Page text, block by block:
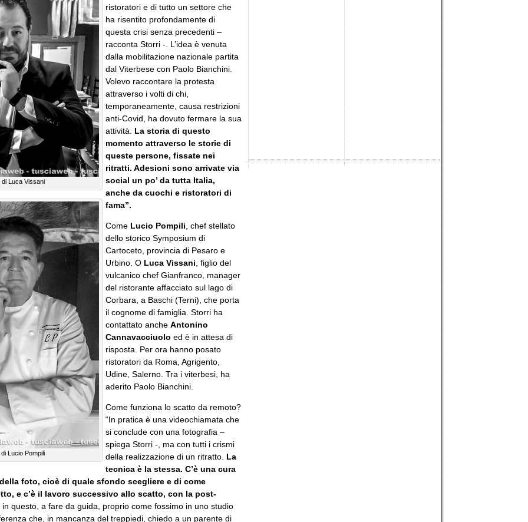
di Luca Vissani
Lucio Pompili
ristoratori e di tutto un settore che
ha risentito profondamente di
questa crisi senza precedenti –
racconta Storri -. L’idea è venuta
dalla mobilitazione nazionale partita
dal Viterbese con Paolo Bianchini.
Volevo raccontare la protesta
attraverso i volti di chi,
temporaneamente, causa restrizioni
anti-Covid, ha dovuto fermare la sua
attività. La storia di questo
momento attraverso le storie di
queste persone, fissate nei
ritratti. Adesioni sono arrivate via
social un po’ da tutta Italia,
anche da cuochi e ristoratori di
fama”.
Come Lucio Pompili , chef stellato
dello storico Symposium di
Cartoceto, provincia di Pesaro e
Urbino. O Luca Vissani , figlio del
vulcanico chef Gianfranco, manager
del ristorante affacciato sul lago di
Corbara, a Baschi (Terni), che porta
il cognome di famiglia. Storri ha
contattato anche Antonino
Cannavacciuolo ed è in attesa di
risposta. Per ora hanno posato
ristoratori da Roma, Agrigento,
Udine, Salerno. Tra i viterbesi, ha
aderito Paolo Bianchini.
Come funziona lo scatto da remoto?
“In pratica è una videochiamata che
si conclude con una fotografia –
spiega Storri -, ma con tutti i crismi
della realizzazione di un ritratto. La
tecnica è la stessa. C’è una cura
foto, cioè di quale sfondo scegliere e di come
e c’è il lavoro successivo allo scatto, con la post-
questo, a fare da guida, proprio come fossimo in uno studio
che, in mancanza del treppiedi, chiedo a un parente di